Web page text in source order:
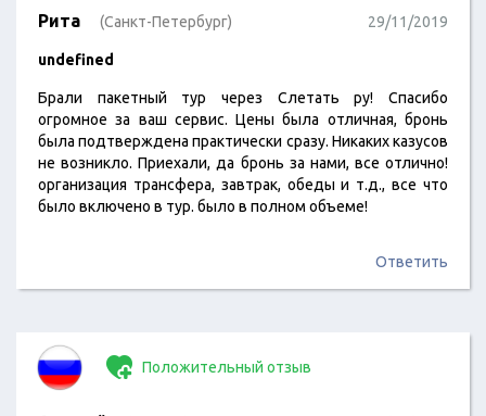
Рита (Санкт-Петербург) 29/11/2019
undefined
Брали пакетный тур через Слетать ру! Спасибо
огромное за ваш сервис. Цены была отличная, бронь
была подтверждена практически сразу. Никаких казусов
не возникло. Приехали, да бронь за нами, все отлично!
организация трансфера, завтрак, обеды и т.д., все что
было включено в тур. было в полном объеме!
Ответить
Положительный отзыв